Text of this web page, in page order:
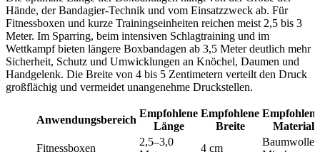
Hände, der Bandagier-Technik und vom Einsatzzweck ab. Für
Fitnessboxen und kurze Trainingseinheiten reichen meist 2,5 bis 3
Meter. Im Sparring, beim intensiven Schlagtraining und im
Wettkampf bieten längere Boxbandagen ab 3,5 Meter deutlich mehr
Sicherheit, Schutz und Umwicklungen an Knöchel, Daumen und
Handgelenk. Die Breite von 4 bis 5 Zentimetern verteilt den Druck
großflächig und vermeidet unangenehme Druckstellen.
Anwendungsbereich
Empfohlene
Länge
Empfohlene
Breite
Material
Fitnessboxen
2,5–3,0
4 cm
Baumwolle,